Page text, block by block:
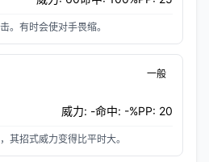
。有时会使对手畏缩。
一般
威力: -命中: -%PP: 20
其招式威力变得比平时大。